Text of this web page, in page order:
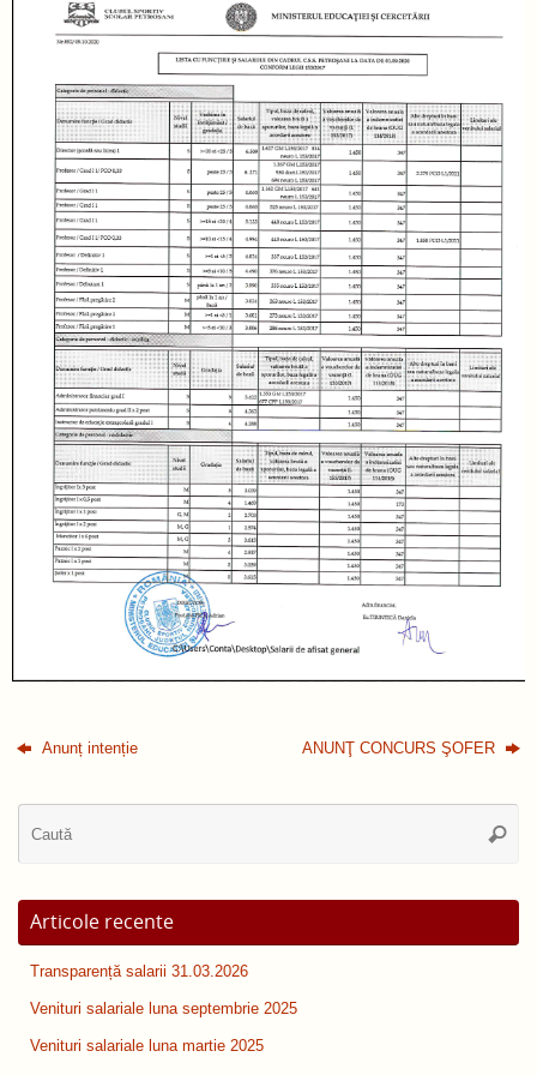
Anunț intenție ANUNŢ CONCURS ŞOFER
Caută
Articole recente
Transparență salarii 31.03.2026
Venituri salariale luna septembrie 2025
Venituri salariale luna martie 2025